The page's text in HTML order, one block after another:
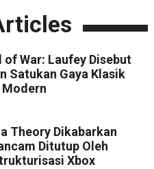
of War: Laufey Disebut
Satukan Gaya Klasik
Modern
Theory Dikabarkan
Ditutup Oleh
Xbox